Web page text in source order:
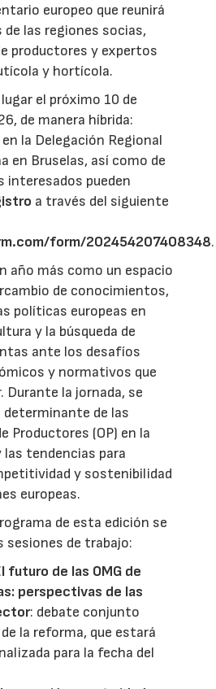
europeo que reunirá
las regiones socias,
productores y expertos
y hortícola.
el próximo 10 de
de manera híbrida:
la Delegación Regional
en Bruselas, así como de
interesados pueden
a través del siguiente
form/202454207408348.
año más como un espacio
de conocimientos,
políticas europeas en
y la búsqueda de
ante los desafíos
y normativos que
la jornada, se
determinante de las
Productores (OP) en la
las tendencias para
y sostenibilidad
europeas.
de esta edición se
sesiones de trabajo:
futuro de las OMG de
perspectivas de las
: debate conjunto
la reforma, que estará
para la fecha del